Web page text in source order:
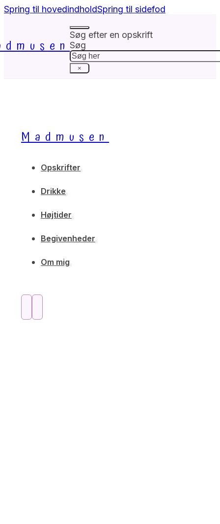
Spring til hovedindholdSpring til sidefod
Søg efter en opskrift
Søg
×
Madmusen
Opskrifter
Drikke
Højtider
Begivenheder
Om mig